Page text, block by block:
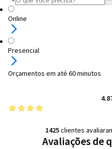
Online
Presencial
Orçamentos em até 60 minutos
1425clientes
Avaliações de